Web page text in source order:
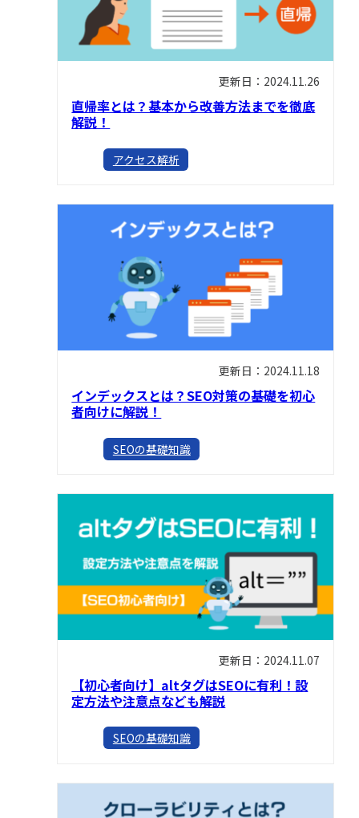
更新日：2024.11.26
直帰率とは？基本から改善方法までを徹底
解説！
アクセス解析
更新日：2024.11.18
インデックスとは？SEO対策の基礎を初心
者向けに解説！
SEOの基礎知識
更新日：2024.11.07
【初心者向け】altタグはSEOに有利！設
定方法や注意点なども解説
SEOの基礎知識